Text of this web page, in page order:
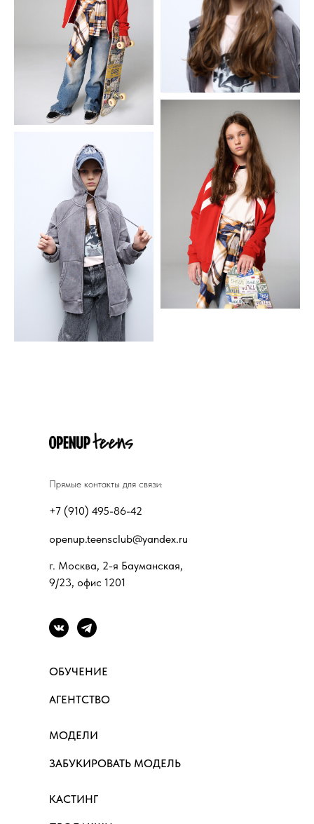
г. Москва, 2-я Бауманская,
9/23, офис 1201
+7 (910) 495-86-42
openup.teensclub@yandex.ru
Прямые контакты для связи:
ОБУЧЕНИЕ
МОДЕЛИ
АГЕНТСТВО
КАСТИНГ
ЗАБУКИРОВАТЬ МОДЕЛЬ